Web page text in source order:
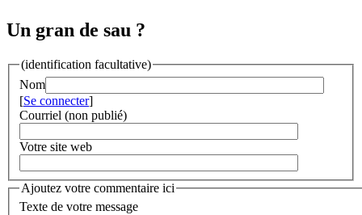
Un gran de sau ?
(identification facultative)
Nom
[Se connecter]
Courriel (non publié)
Votre site web
Ajoutez votre commentaire ici
Texte de votre message